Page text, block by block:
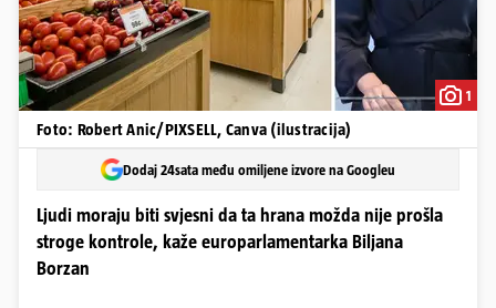
1
Foto: Robert Anic/PIXSELL, Canva (ilustracija)
Dodaj 24sata među omiljene izvore na Googleu
Ljudi moraju biti svjesni da ta hrana možda nije prošla
stroge kontrole, kaže europarlamentarka Biljana
Borzan